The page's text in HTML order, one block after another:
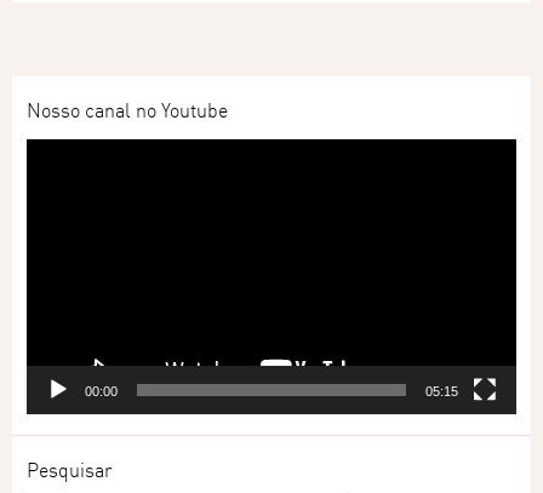
Nosso canal no Youtube
Tocador
00:00 05:15
Pesquisar